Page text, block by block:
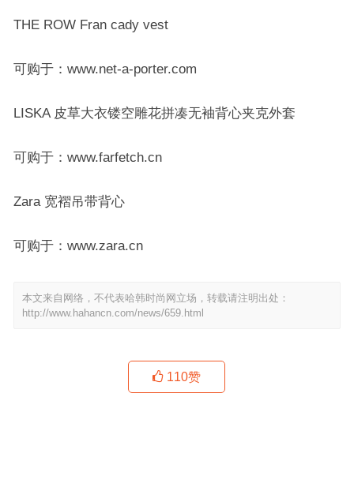
THE ROW Fran cady vest
可购于：www.net-a-porter.com
LISKA 皮草大衣镂空雕花拼凑无袖背心夹克外套
可购于：www.farfetch.cn
Zara 宽褶吊带背心
可购于：www.zara.cn
本文来自网络，不代表哈韩时尚网立场，转载请注明出处：
http://www.hahancn.com/news/659.html
110赞